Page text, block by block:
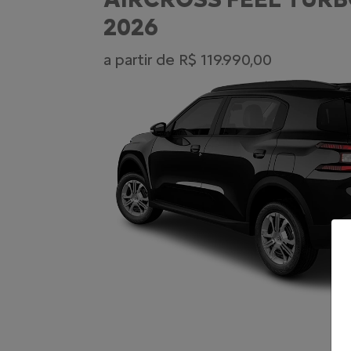
2026
a partir de R$ 119.990,00